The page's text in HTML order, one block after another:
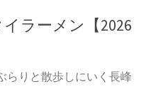
ラーメン【2026
らりと散歩しにいく長峰